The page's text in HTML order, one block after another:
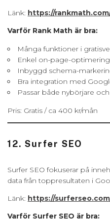
Länk: https://
Varför Rank Math är bra:
Många funktioner i
Enkel on-page-optimering
Inbyggd schema-
Bra integration med
Passar både nybörjare
Pris: Gratis / ca 400 kr/mån
12. Surfer SEO
Surfer SEO fokuserar på
data från toppresultaten i
Länk: https://
Varför Surfer SEO är bra: